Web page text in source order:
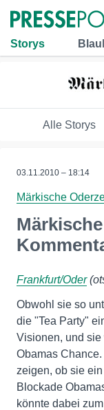
Storys
Alle Storys
03.11.2010 – 18:14
Märkische
Frankfurt/Oder
Obwohl sie so
die "Tea Party"
Visionen, und
Obamas
zeigen, ob sie
Blockade
könnte dabei